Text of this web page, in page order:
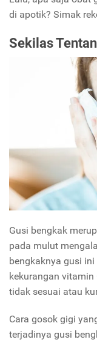
di apotik? Simak
Sekilas
Gusi bengkak
pada mulut
bengkaknya gusi
kekurangan
tidak sesuai atau
Cara gosok gigi
terjadinya gusi